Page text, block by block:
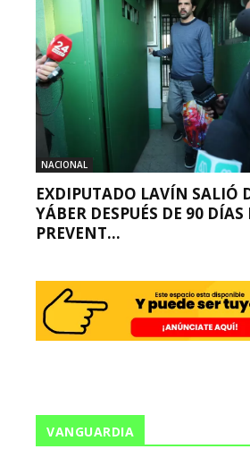
NACIONAL
EXDIPUTADO LAVÍN SALIÓ
YÁBER DESPUÉS DE 90
PREVENT...
VANGUARDIA